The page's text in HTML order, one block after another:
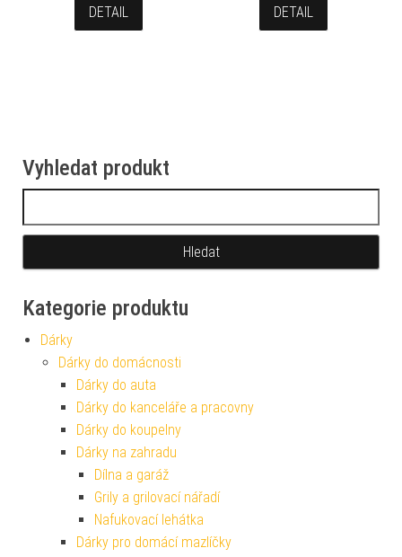
DETAIL DETAIL
Vyhledat produkt
Kategorie produktu
Dárky
Dárky do domácnosti
Dárky do auta
Dárky do kanceláře a pracovny
Dárky do koupelny
Dárky na zahradu
Dílna a garáž
Grily a grilovací nářadí
Nafukovací lehátka
Dárky pro domácí mazlíčky